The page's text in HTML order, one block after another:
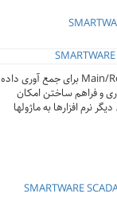
با قابلیت Main/Redundant برای جمع آوری داده
و فراهم ساختن امکان
نرم افزارها به ماژولها
SMARTWARE